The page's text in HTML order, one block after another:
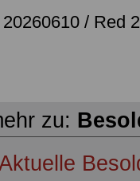
/ Red
zu: